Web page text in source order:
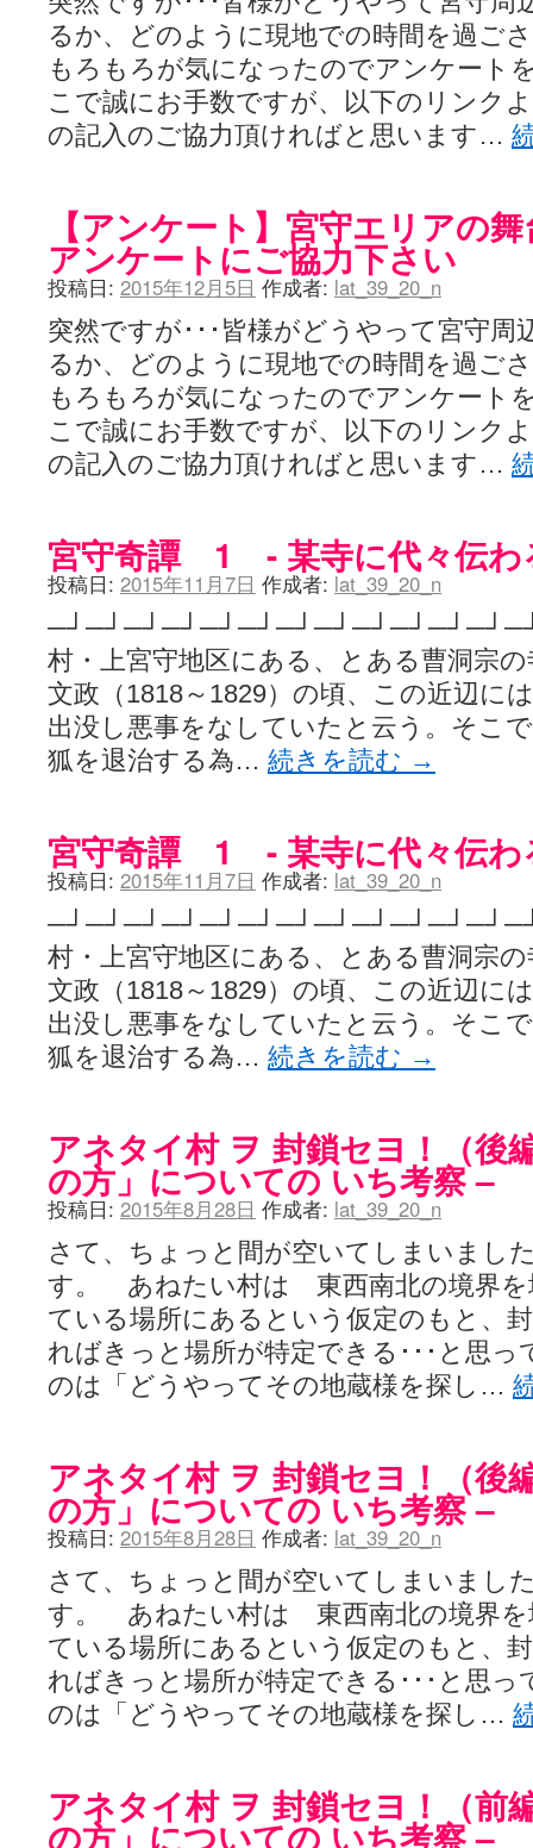
るか、どのように現地での時間を過ご
もろもろが気になったのでアンケート
こで誠にお手数ですが、以下のリンク
の記入のご協力頂ければと思います…
【アンケート】宮守エリアの
アンケートにご協力下さい
投稿日: 2015年12月5日 作成者: lat_39_20_n
突然ですが･･･皆様がどうやって宮守周
るか、どのように現地での時間を過ご
もろもろが気になったのでアンケート
こで誠にお手数ですが、以下のリンク
の記入のご協力頂ければと思います…
宮守奇譚 1 - 某寺に代々伝わ
投稿日: 2015年11月7日 作成者: lat_39_20_n
村・上宮守地区にある、とある曹洞宗
文政（1818～1829）の頃、この近辺に
出没し悪事をなしていたと云う。そこ
狐を退治する為… 続きを読む →
宮守奇譚 1 - 某寺に代々伝わ
投稿日: 2015年11月7日 作成者: lat_39_20_n
村・上宮守地区にある、とある曹洞宗
文政（1818～1829）の頃、この近辺に
出没し悪事をなしていたと云う。そこ
狐を退治する為… 続きを読む →
アネタイ村 ヲ 封鎖セヨ！（
の方」についての いち考察 –
投稿日: 2015年8月28日 作成者: lat_39_20_n
さて、ちょっと間が空いてしまいまし
す。 あねたい村は 東西南北の境界を
ている場所にあるという仮定のもと、
ればきっと場所が特定できる･･･と思っ
のは「どうやってその地蔵様を探し…
アネタイ村 ヲ 封鎖セヨ！（
の方」についての いち考察 –
投稿日: 2015年8月28日 作成者: lat_39_20_n
さて、ちょっと間が空いてしまいまし
す。 あねたい村は 東西南北の境界を
ている場所にあるという仮定のもと、
ればきっと場所が特定できる･･･と思っ
のは「どうやってその地蔵様を探し…
アネタイ村 ヲ 封鎖セヨ！（
の方」についての いち考察 –